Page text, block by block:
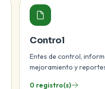
Control
Entes de control,
mejoramiento y
0 registro(s)